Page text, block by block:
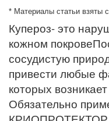
* Материалы статьи взяты
Купероз- это
кожном
сосудистую
привести любые
которых
Обязательно